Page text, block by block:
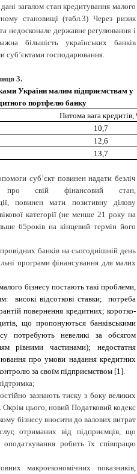
загалом стан кредитування малого
становищі (табл.3) Через ризик
недосконале державне регулювання і
більшість українських банків
суб’єктами господарювання.
3.
України малим підприємствам у
портфелю банку
Питома вага кредитів,
10,7
12,6
13,7
суб’єкт повинен надати безліч
про свій фінансовий стан,
повинен мати позитивну ділову
категорії (не менше 21 року на
65років на кінцевий термін його
банків на сьогоднішній день
програми фінансування для малих
бізнесу по­стають такі проблеми,
високі відсоткові ставки; потреба
повернення кредитних; коротко-
що пропонуються банківськими
потребують не­великі за обсягом
рівними частинами); недостатня
про умови надання кредитних
за своїм підприєм­ством [1].
зазнають тиску з боку великих
цього, новий Податковий кодекс
бізнесу вносити до валових витрат
отриманих від підприємців, що
робить їх співпрацю
макроекономічних показників,